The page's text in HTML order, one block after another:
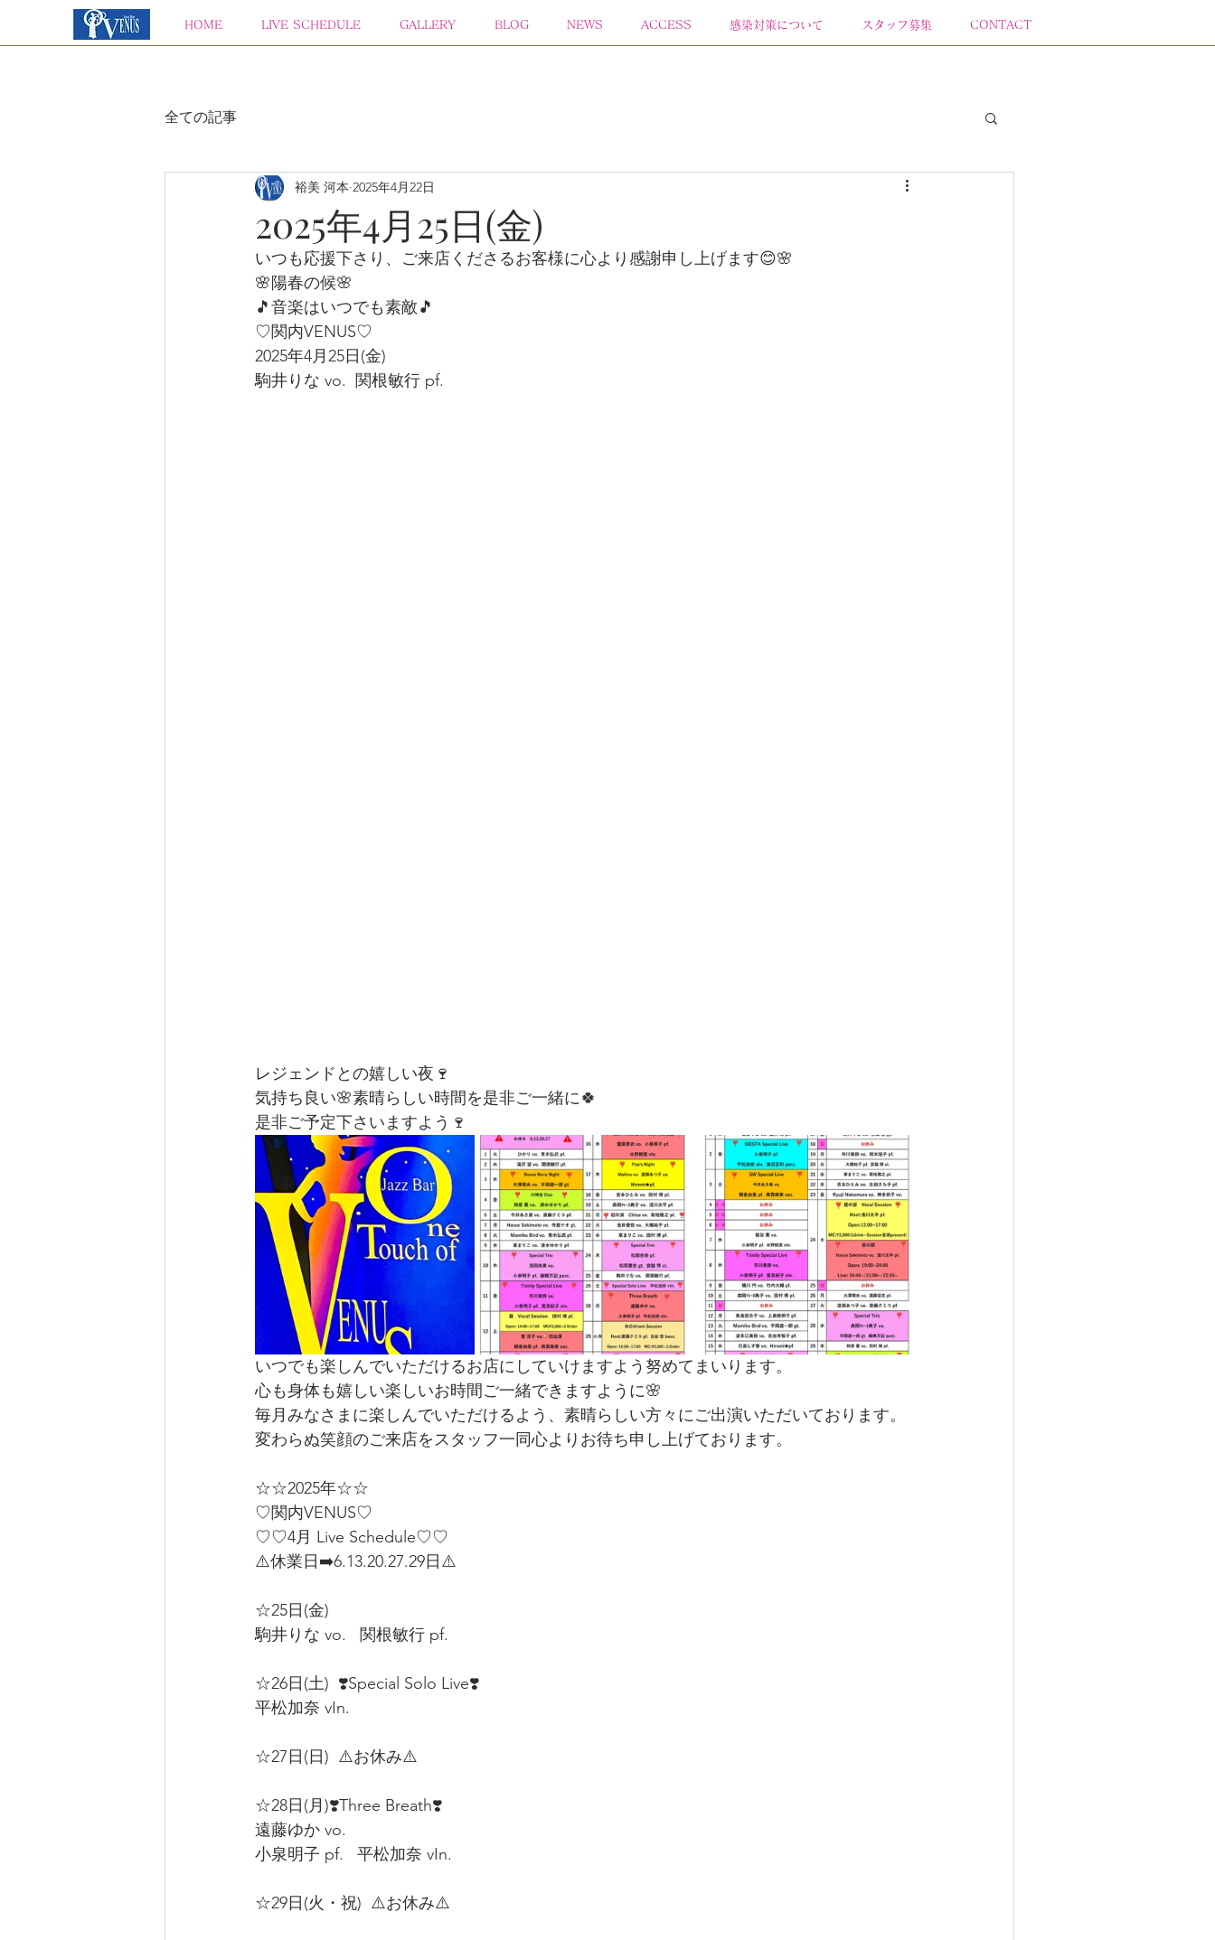
HOME LIVE SCHEDULE GALLERY BLOG NEWS ACCESS 感染対策について スタッフ募集 CONTACT
全ての記事
2025年4月25日(金)
裕美 河本 2025年4月22日
いつも応援下さり、ご来店くださるお客様に心より感謝申し上げます😊🌸
🌸陽春の候🌸
🎵音楽はいつでも素敵🎵
♡関内VENUS♡
2025年4月25日(金)
駒井りな vo.  関根敏行 pf.
レジェンドとの嬉しい夜🍷
気持ち良い🌸素晴らしい時間を是非ご一緒に🍀
是非ご予定下さいますよう🍷
いつでも楽しんでいただけるお店にしていけますよう努めてまいります。
心も身体も嬉しい楽しいお時間ご一緒できますように🌸
毎月みなさまに楽しんでいただけるよう、素晴らしい方々にご出演いただいております。
変わらぬ笑顔のご来店をスタッフ一同心よりお待ち申し上げております。
☆☆2025年☆☆
♡関内VENUS♡
♡♡4月 Live Schedule♡♡
⚠️休業日➡️6.13.20.27.29日⚠️
☆25日(金)
駒井りな vo.   関根敏行 pf.
☆26日(土)  ❣️Special Solo Live❣️
平松加奈 vIn.
☆27日(日)  ⚠️お休み⚠️
☆28日(月)❣️Three Breath❣️
遠藤ゆか vo.
小泉明子 pf.   平松加奈 vIn.
☆29日(火・祝)  ⚠️お休み⚠️